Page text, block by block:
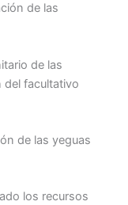
de las
de las
del facultativo
de las yeguas
los recursos